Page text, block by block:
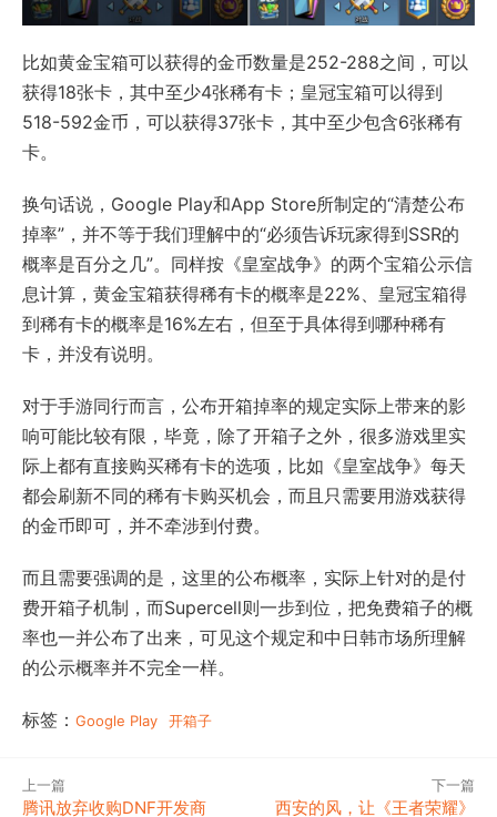
比如黄金宝箱可以获得的金币数量是252-288之间，可以
获得18张卡，其中至少4张稀有卡；皇冠宝箱可以得到
518-592金币，可以获得37张卡，其中至少包含6张稀有
卡。
换句话说，Google Play和App Store所制定的“清楚公布
掉率”，并不等于我们理解中的“必须告诉玩家得到SSR的
概率是百分之几”。同样按《皇室战争》的两个宝箱公示信
息计算，黄金宝箱获得稀有卡的概率是22%、皇冠宝箱得
到稀有卡的概率是16%左右，但至于具体得到哪种稀有
卡，并没有说明。
对于手游同行而言，公布开箱掉率的规定实际上带来的影
响可能比较有限，毕竟，除了开箱子之外，很多游戏里实
际上都有直接购买稀有卡的选项，比如《皇室战争》每天
都会刷新不同的稀有卡购买机会，而且只需要用游戏获得
的金币即可，并不牵涉到付费。
而且需要强调的是，这里的公布概率，实际上针对的是付
费开箱子机制，而Supercell则一步到位，把免费箱子的概
率也一并公布了出来，可见这个规定和中日韩市场所理解
的公示概率并不完全一样。
标签： Google Play 开箱子
上一篇
腾讯放弃收购DNF开发商
下一篇
西安的风，让《王者荣耀》